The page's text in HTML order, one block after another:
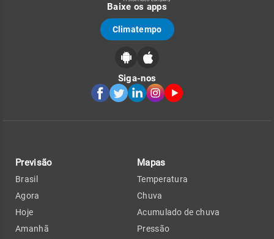
Baixe os apps
Climatempo
Siga-nos
Previsão
Brasil
Agora
Hoje
Amanhã
Mapas
Temperatura
Chuva
Acumulado de chuva
Pressão